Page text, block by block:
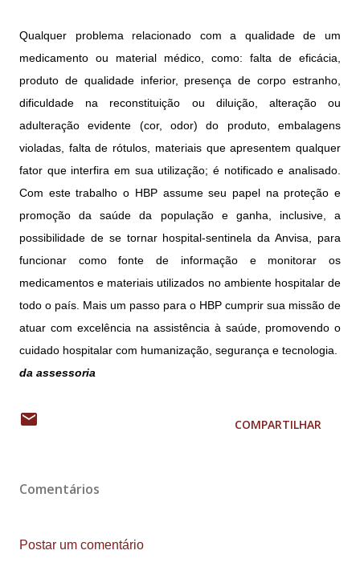
Qualquer problema relacionado com a qualidade de um
medicamento ou material médico, como: falta de eficácia,
produto de qualidade inferior, presença de corpo estranho,
dificuldade na reconstituição ou diluição, alteração ou
adulteração evidente (cor, odor) do produto, embalagens
violadas, falta de rótulos, materiais que apresentem qualquer
fator que interfira em sua utilização; é notificado e analisado.
Com este trabalho o HBP assume seu papel na proteção e
promoção da saúde da população e ganha, inclusive, a
possibilidade de se tornar hospital-sentinela da Anvisa, para
funcionar como fonte de informação e monitorar os
medicamentos e materiais utilizados no ambiente hospitalar de
todo o país. Mais um passo para o HBP cumprir sua missão de
atuar com excelência na assistência à saúde, promovendo o
cuidado hospitalar com humanização, segurança e tecnologia.
da assessoria
COMPARTILHAR
Comentários
Postar um comentário